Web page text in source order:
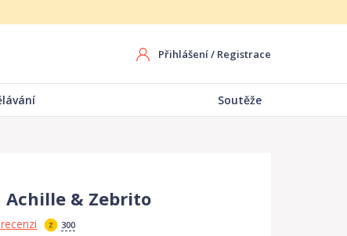
Přihlášení/ Registrace
Soutěže
Achille & Zebrito
300